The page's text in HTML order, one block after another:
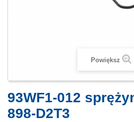
Powiększ
93WF1-012
898-D2T3